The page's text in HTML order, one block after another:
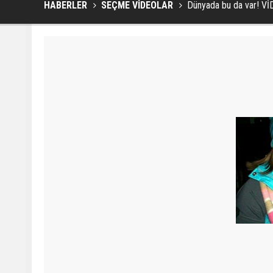
HABERLER SEÇME VİDEOLAR Dünyada bu da var!